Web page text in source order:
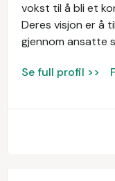
vokst til å bli et
Deres visjon er å
gjennom ansatte
Se full profil >>